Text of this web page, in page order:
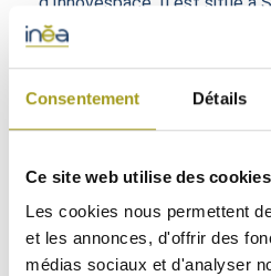
Consentement Détails
Ce site web utilise des
Les cookies nous permettent
et les annonces, d'offrir des
médias sociaux et d'analyser
département de la Seine-
Retour en arrière : dès 2008,
position sur une assise
prioritaire pour ce genre
sensibles à l’accessibilité de
préférence pour les sites
l’autoroute A86 – deuxième